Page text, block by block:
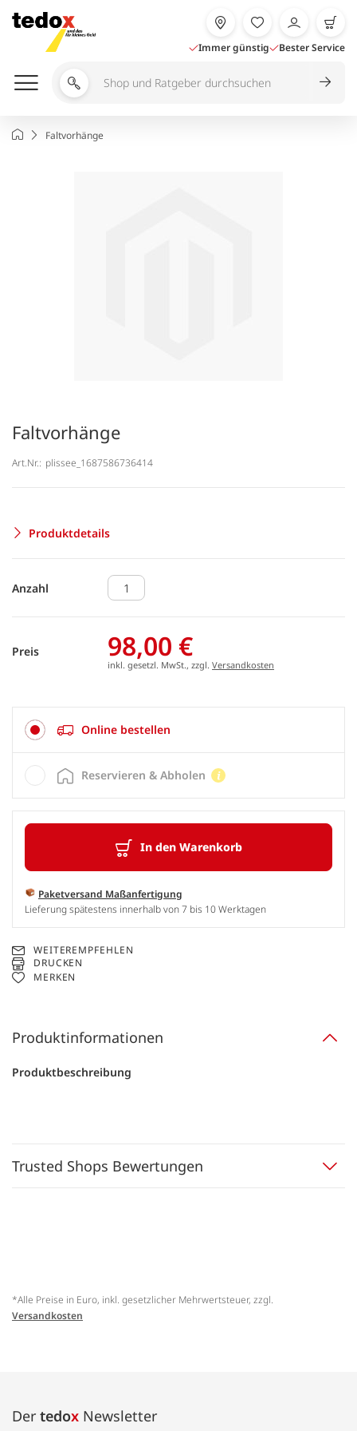
Inhalt
springen
Immer günstig Bester Service
Shop
durchsuchen
StartseiteFaltvorhänge
Faltvorhänge
Art.Nr.: plissee_1687586736414
Produktdetails
Anzahl
Preis 98,00 €
inkl. gesetzl. MwSt., zzgl. Versandkosten
Online bestellen
In den Warenkorb
Paketversand Maßanfertigung
Lieferung spätestens innerhalb von 7 bis 10 Werktagen
Reservieren & Abholen
WEITEREMPFEHLEN
DRUCKEN
MERKEN
Produktinformationen
Produktbeschreibung
Trusted Shops Bewertungen
*Alle Preise in Euro, inkl. gesetzlicher Mehrwertsteuer, zzgl.
Versandkosten
Der tedox Newsletter